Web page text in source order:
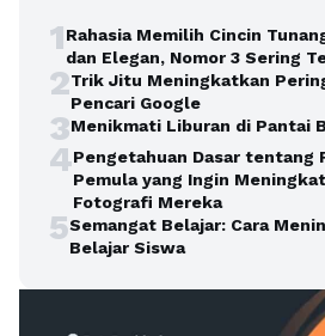
1Rahasia Memilih Cincin
dan Elegan, Nomor 3 Sering
2Trik Jitu Meningkatkan
Pencari Google
3Menikmati Liburan di Pantai
4Pengetahuan Dasar
Pemula yang Ingin
Fotografi Mereka
5Semangat Belajar: Cara
Belajar Siswa